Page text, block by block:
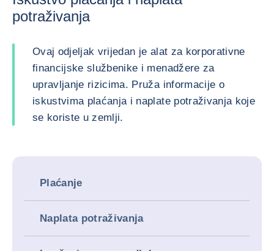
potraživanja
Ovaj odjeljak vrijedan je alat za korporativne
financijske službenike i menadžere za
upravljanje rizicima. Pruža informacije o
iskustvima plaćanja i naplate potraživanja koje
se koriste u zemlji.
Plaćanje
Naplata potraživanja